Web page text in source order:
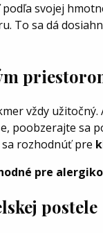
svojej
To sa dá
vždy
poobzerajte sa
rozhodnúť pre
pre
postele